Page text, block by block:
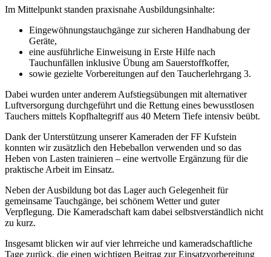
Im Mittelpunkt standen praxisnahe Ausbildungsinhalte:
Eingewöhnungstauchgänge zur sicheren Handhabung der
Geräte,
eine ausführliche Einweisung in Erste Hilfe nach
Tauchunfällen inklusive Übung am Sauerstoffkoffer,
sowie gezielte Vorbereitungen auf den Taucherlehrgang 3.
Dabei wurden unter anderem Aufstiegsübungen mit alternativer
Luftversorgung durchgeführt und die Rettung eines bewusstlosen
Tauchers mittels Kopfhaltegriff aus 40 Metern Tiefe intensiv beübt.
Dank der Unterstützung unserer Kameraden der FF Kufstein
konnten wir zusätzlich den Hebeballon verwenden und so das
Heben von Lasten trainieren – eine wertvolle Ergänzung für die
praktische Arbeit im Einsatz.
Neben der Ausbildung bot das Lager auch Gelegenheit für
gemeinsame Tauchgänge, bei schönem Wetter und guter
Verpflegung. Die Kameradschaft kam dabei selbstverständlich nicht
zu kurz.
Insgesamt blicken wir auf vier lehrreiche und kameradschaftliche
Tage zurück, die einen wichtigen Beitrag zur Einsatzvorbereitung